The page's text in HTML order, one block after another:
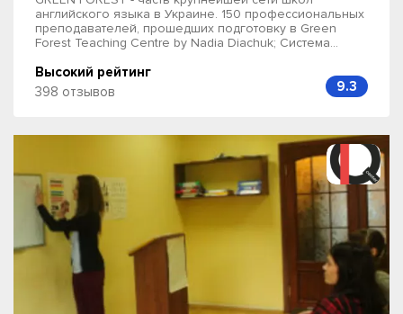
английского языка в Украине. 150 профессиональных
преподавателей, прошедших подготовку в Green
Forest Teaching Centre by Nadia Diachuk; Система...
Высокий рейтинг
398 отзывов
9.3